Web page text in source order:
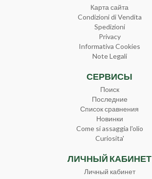
Карта сайта
Condizioni di Vendita
Spedizioni
Privacy
Informativa Cookies
Note Legali
СЕРВИСЫ
Поиск
Последние
Список сравнения
Новинки
Come si assaggia l'olio
Curiosita'
ЛИЧНЫЙ КАБИНЕТ
Личный кабинет